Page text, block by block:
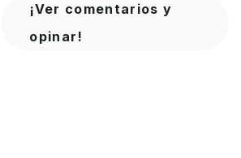
¡Ver comentarios y
opinar!